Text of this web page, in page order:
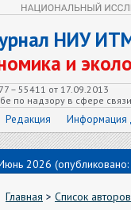
НИУ
и
– 55411 от 17.09.2013
по надзору в сфере
Редакция Информация
2026
Главная > Список авторов